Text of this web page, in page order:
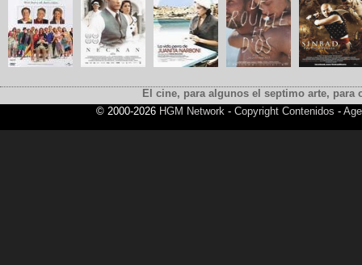
El cine, para algunos el septimo arte,
© 2000-2026 HGM Network- Copyright Contenidos -